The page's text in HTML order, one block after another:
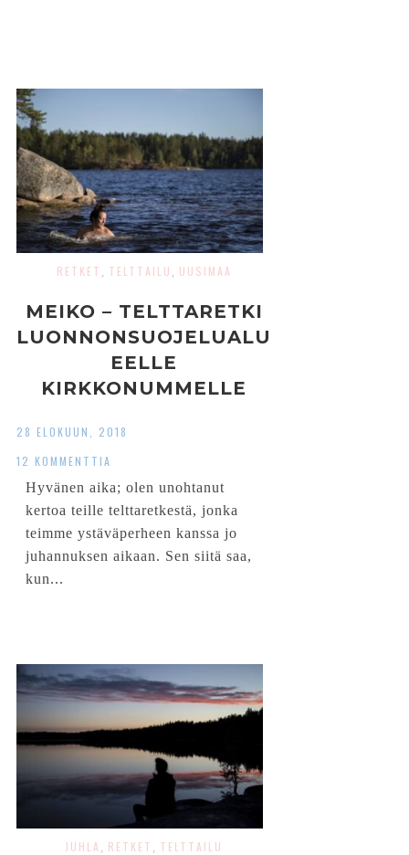
RETKET TELTTAILU UUSIMAA
MEIKO – TELTTARETKI
LUONNONSUOJELUALU
EELLE
KIRKKONUMMELLE
28 ELOKUUN, 2018
12 KOMMENTTIA
Hyvänen aika; olen unohtanut
kertoa teille telttaretkestä, jonka
teimme ystäväperheen kanssa jo
juhannuksen aikaan. Sen siitä saa,
kun...
JUHLA RETKET TELTTAILU